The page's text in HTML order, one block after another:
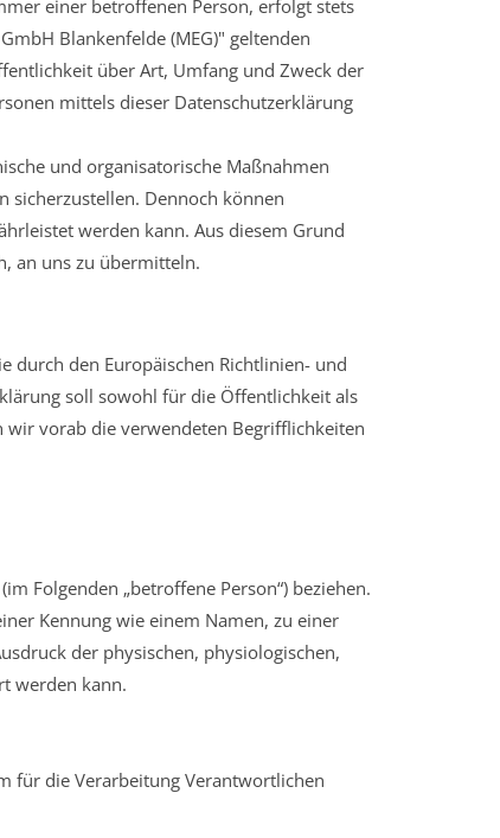
einer betroffenen Person, erfolgt stets
Blankenfelde (MEG)" geltenden
über Art, Umfang und Zweck der
mittels dieser Datenschutzerklärung
und organisatorische Maßnahmen
sicherzustellen. Dennoch können
werden kann. Aus diesem Grund
an uns zu übermitteln.
durch den Europäischen Richtlinien- und
soll sowohl für die Öffentlichkeit als
wir vorab die verwendeten Begrifflichkeiten
Folgenden „betroffene Person“) beziehen.
Kennung wie einem Namen, zu einer
der physischen, physiologischen,
werden kann.
für die Verarbeitung Verantwortlichen